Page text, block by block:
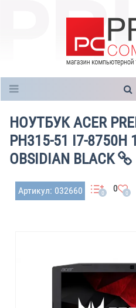
НОУТБУК ACER
PH315-51 I7-8750H
OBSIDIAN BLACK
Артикул: 032660 0 0 0